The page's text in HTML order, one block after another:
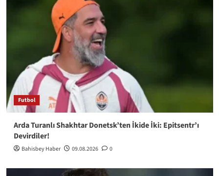
Futbol
Arda Turanlı Shakhtar Donetsk’ten İkide İki: Epitsentr’ı
Devirdiler!
Bahisbey Haber 09.08.2026 0